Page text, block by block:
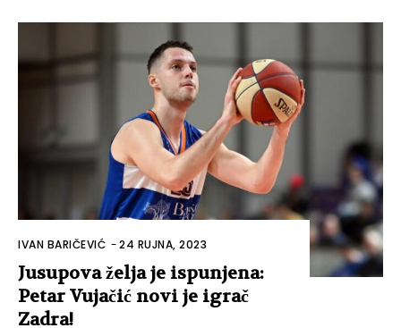
IVAN BARIČEVIĆ -24 RUJNA, 2023
Jusupova želja je ispunjena:
Petar Vujačić novi je igrač
Zadra!